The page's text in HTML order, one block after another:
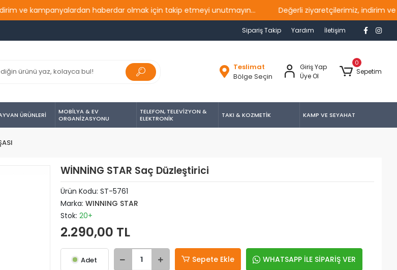
kampanyalardan haberdar olmak için takip etmeyi unutmayın... Değerli ziyaretçilerimiz, indirim ve
Sipariş Takip Yardım İletişim
Teslimat
Bölge Seçin
Giriş Yap
Üye Ol
0
Sepetim
ÜRÜNLERİ
MOBİLYA & EV
ORGANİZASYONU
TELEFON, TELEVİZYON &
ELEKTRONİK
TAKI & KOZMETİK KAMP VE SEYAHAT
WİNNİNG STAR Saç Düzleştirici
Ürün Kodu: ST-5761
Marka: WINNING STAR
Stok: 20+
2.290,00 TL
Adet Sepete Ekle WHATSAPP İLE SİPARİŞ VER